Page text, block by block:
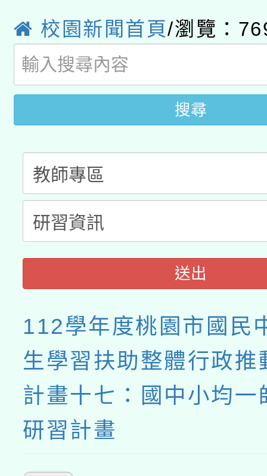
用水績優單位及節水達
動」
桃園市孔廟祈福系列
開 智慧啟航」
2026年桃園地景藝術
校園新聞首頁/瀏覽：
搜尋
送出
112學年度桃園市國民
生學習扶助整體行政推
計畫十七：國中小均一
研習計畫